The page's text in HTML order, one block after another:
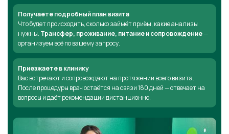
Получаете подробный план визита
Что будет происходить, сколько займёт приём, какие анализы
нужны. Трансфер, проживание, питание и сопровождение—
организуем всё по вашему запросу.
Приезжаете в клинику
Вас встречают и сопровождают на протяжении всего визита.
После процедуры врач остаётся на связи 180 дней — отвечает на
вопросы и даёт рекомендации дистанционно.